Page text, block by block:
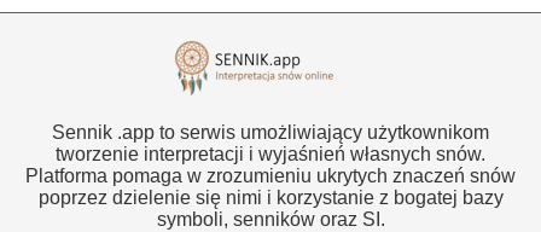
Sennik .app to serwis umożliwiający użytkownikom
tworzenie interpretacji i wyjaśnień własnych snów.
Platforma pomaga w zrozumieniu ukrytych znaczeń snów
poprzez dzielenie się nimi i korzystanie z bogatej bazy
symboli, senników oraz SI.